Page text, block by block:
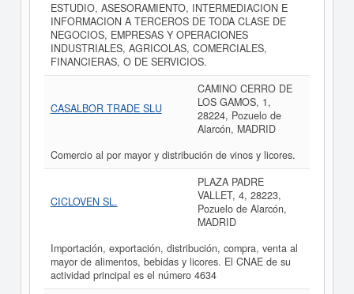
ESTUDIO, ASESORAMIENTO, INTERMEDIACION E
INFORMACION A TERCEROS DE TODA CLASE DE
NEGOCIOS, EMPRESAS Y OPERACIONES
INDUSTRIALES, AGRICOLAS, COMERCIALES,
FINANCIERAS, O DE SERVICIOS.
CASALBOR TRADE SLU
CAMINO CERRO DE
LOS GAMOS, 1,
28224, Pozuelo de
Alarcón, MADRID
Comercio al por mayor y distribución de vinos y licores.
CICLOVEN SL.
PLAZA PADRE
VALLET, 4, 28223,
Pozuelo de Alarcón,
MADRID
Importación, exportación, distribución, compra, venta al
mayor de alimentos, bebidas y licores. El CNAE de su
actividad principal es el número 4634